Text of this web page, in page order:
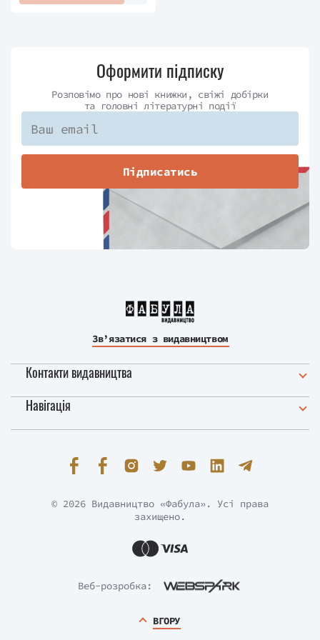
Оформити підписку
Розповімо про нові книжки, свіжі добірки
та головні літературні події
Підписатись
Зв’язатися з видавництвом
Контакти видавництва
Навігація
Веб-розробка:
© 2026 Видавництво «Фабула». Усі права
захищено.
ВГОРУ